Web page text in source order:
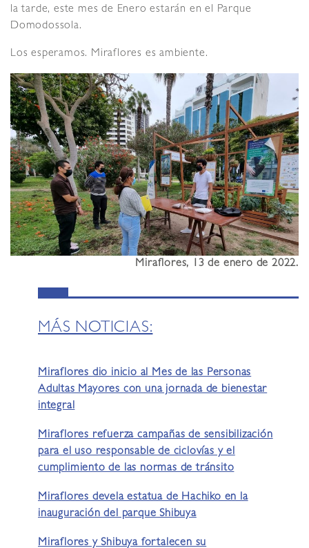
la tarde, este mes de Enero estarán en el Parque
Domodossola.
Los esperamos. Miraflores es ambiente.
Miraflores, 13 de enero de 2022.
MÁS NOTICIAS:
Miraflores dio inicio al Mes de las Personas
Adultas Mayores con una jornada de bienestar
integral
Miraflores refuerza campañas de sensibilización
para el uso responsable de ciclovías y el
cumplimiento de las normas de tránsito
Miraflores devela estatua de Hachiko en la
inauguración del parque Shibuya
Miraflores y Shibuya fortalecen su